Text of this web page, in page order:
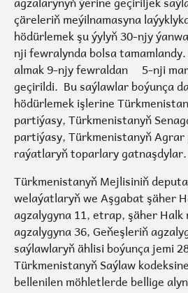
çäreleriň meýilnamasyna
hödürlemek şu ýylyň 30-njy
nji fewralynda bolsa
almak 9-njy fewraldan 5-nji
geçirildi. Bu saýlawlar boýunça
hödürlemek işlerine
partiýasy, Türkmenistanyň
partiýasy, Türkmenistanyň
raýatlaryň toparlary gatnaşdylar.
Türkmenistanyň Mejlisiniň
welaýatlaryň we Aşgabat şäher
agzalygyna 11, etrap, şäher
agzalygyna 36, Geňeşleriň
saýlawlaryň ählisi boýunça jemi
Türkmenistanyň Saýlaw
bellenilen möhletlerde bellige